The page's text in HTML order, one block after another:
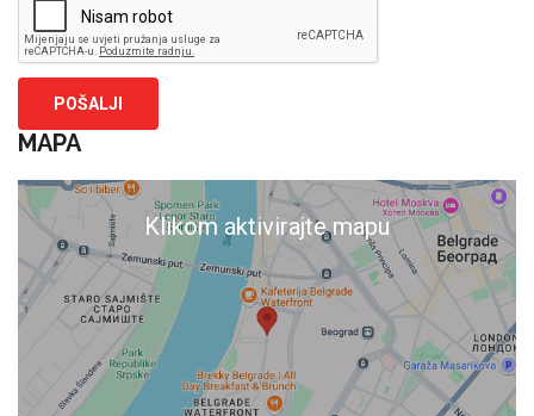
MAPA
Klikom aktivirajte mapu